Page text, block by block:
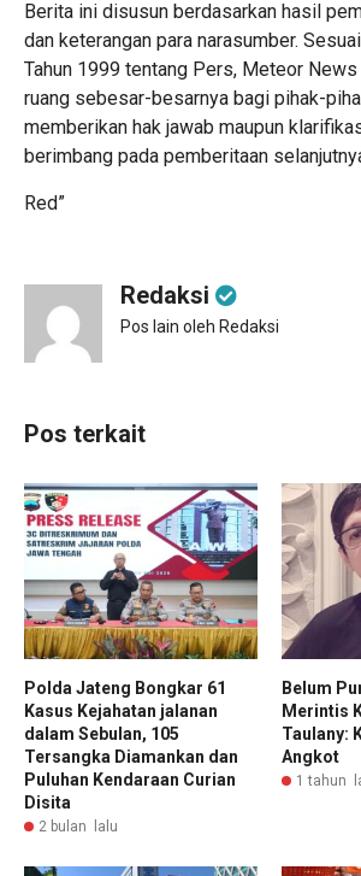
Berita ini disusun berdasarkan hasil
dan keterangan para narasumber.
Tahun 1999 tentang Pers, Meteor
ruang sebesar-besarnya bagi pihak-
memberikan hak jawab maupun
berimbang pada pemberitaan
Red”
Redaksi
Pos lain oleh Redaksi
Pos terkait
Polda Jateng Bongkar 61
Kasus Kejahatan jalanan
dalam Sebulan, 105
Tersangka Diamankan dan
Puluhan Kendaraan Curian
Disita
2 bulan lalu
Belum
Merintis
Taulany:
Angkot
1 tahun